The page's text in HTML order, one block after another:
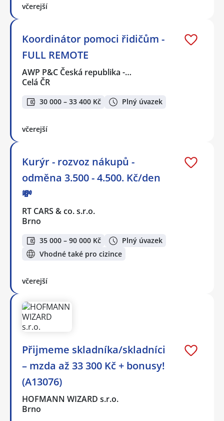
včerejší
Koordinátor pomoci řidičům -
FULL REMOTE
AWP P&C Česká republika -…
Celá ČR
30 000 – 33 400 Kč Plný úvazek
včerejší
Kurýr - rozvoz nákupů -
odměna 3.500 - 4.500. Kč/den
💸
RT CARS & co. s.r.o.
Brno
35 000 – 90 000 Kč
Plný úvazek
Vhodné také pro cizince
včerejší
Přijmeme skladníka/skladníci
– mzda až 33 300 Kč + bonusy!
(A13076)
HOFMANN WIZARD s.r.o.
Brno